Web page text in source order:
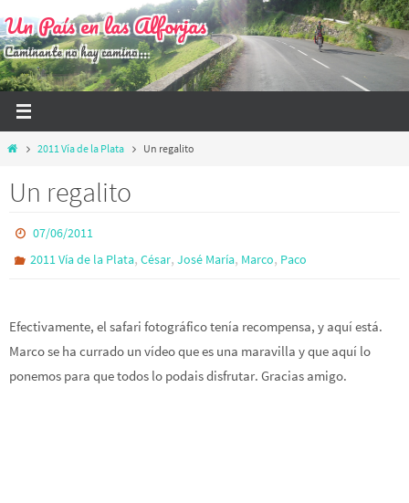
al
contenido
Un País en las Alforjas
Caminante no hay camino...
Inicio2011 Vía de la Plata Un regalito
Un regalito
07/06/2011
2011 Vía de la Plata,César,José María, Marco, Paco
Efectivamente, el safari fotográfico tenía recompensa, y aquí está.
Marco se ha currado un vídeo que es una maravilla y que aquí lo
ponemos para que todos lo podais disfrutar. Gracias amigo.